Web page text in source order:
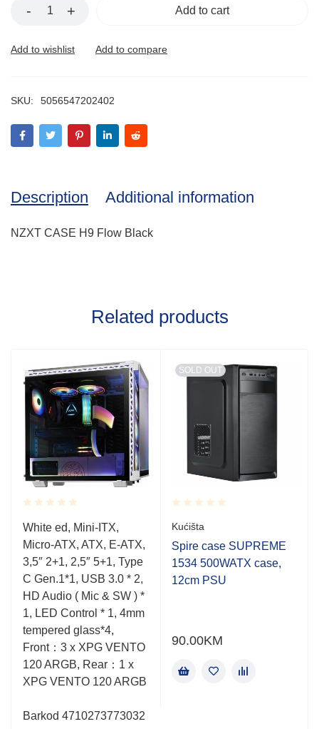
Add to cart
SKU: 5056547202402
Description Additional information
NZXT CASE H9 Flow Black
Related products
Rated
0.001
out
of
5
White ed, Mini-ITX,
Micro-ATX, ATX, E-ATX,
3,5″ 2+1, 2,5″ 5+1, Type
C Gen.1*1, USB 3.0 * 2,
HD Audio ( Mic & SW ) *
1, LED Control * 1, 4mm
tempered glass*4,
Front：3 x XPG VENTO
120 ARGB, Rear：1 x
XPG VENTO 120 ARGB
Barkod 4710273773032
SOLD OUT
Rated
0.001
out
of
5
Kućišta
Spire case SUPREME
1534 500WATX case,
12cm PSU
90.00KM